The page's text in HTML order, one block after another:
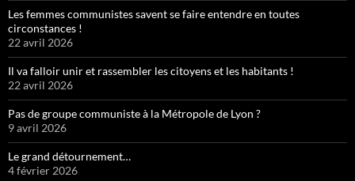
Les femmes communistes savent se faire entendre en toutes
circonstances !
22 avril 2026
Il va falloir unir et rassembler les citoyens et les habitants !
22 avril 2026
Pas de groupe communiste à la Métropole de Lyon ?
9 avril 2026
Le grand détournement…
4 février 2026